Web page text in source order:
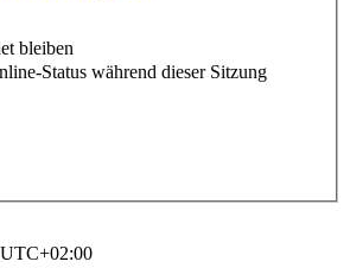
bleiben
Status während dieser Sitzung
UTC+02:00